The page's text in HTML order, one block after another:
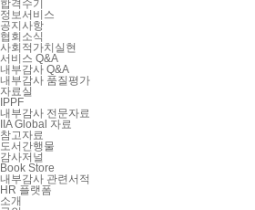
합격수기
정보서비스
공지사항
협회소식
사회적가치실현
서비스 Q&A
내부감사 Q&A
내부감사 품질평가
자료실
IPPF
내부감사 전문자료
IIA Global 자료
참고자료
도서간행물
감사저널
Book Store
내부감사 관련서적
HR 플랫폼
소개